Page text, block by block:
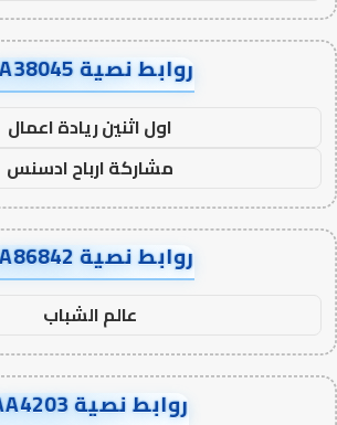
روابط نصية AA38045
اول اثنين ريادة اعمال
مشاركة ارباح ادسنس
روابط نصية AA86842
عالم الشباب
روابط نصية AA4203